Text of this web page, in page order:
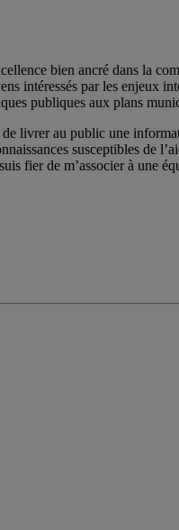
bien ancré dans la
intéressés par les enjeux
publiques aux plans
livrer au public une
susceptibles de
fier de m’associer à une